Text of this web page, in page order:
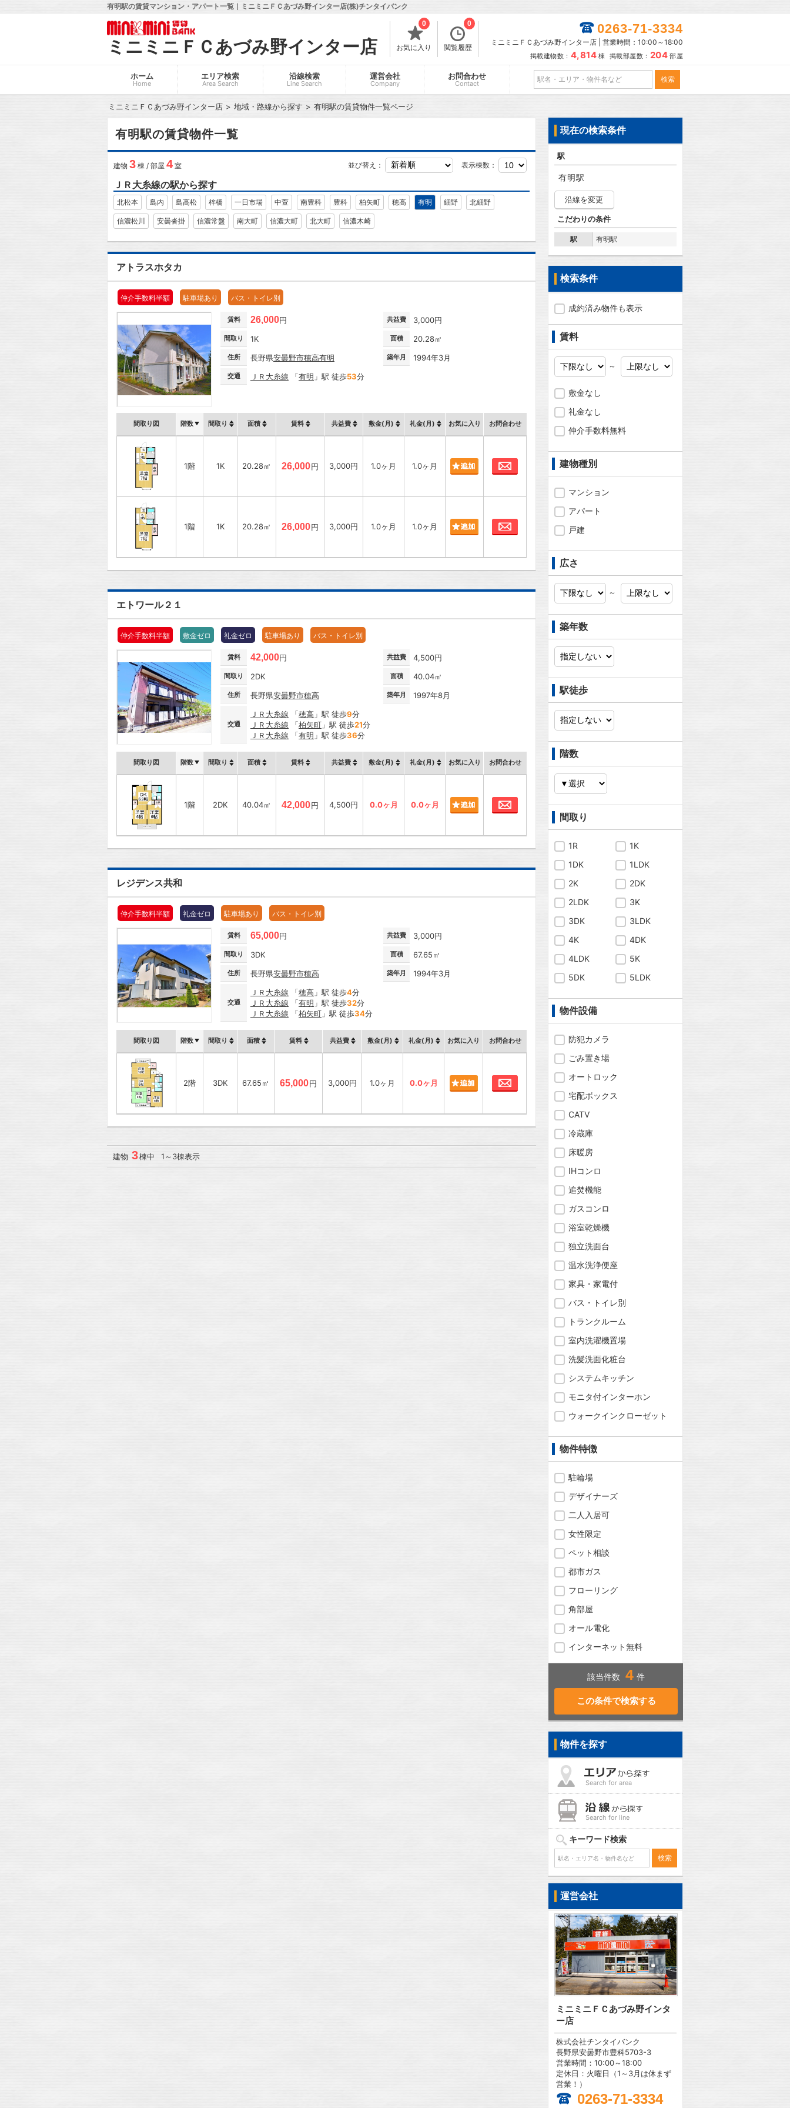
有明駅の賃貸マンション・アパート一覧｜ミニミニＦＣあづみ野インター店(株)チンタイバンク
ミニミニＦＣあづみ野インター店 お気に入り
0
閲覧履歴
0 0263-71-3334
ミニミニＦＣあづみ野インター店 | 営業時間：10:00～18:00
掲載建物数： 4,814 棟 掲載部屋数： 204 部屋
ホーム
Home
エリア検索
Area Search
沿線検索
Line Search
運営会社
Company
お問合わせ
Contact
ミニミニＦＣあづみ野インター店 地域・路線から探す 有明駅の賃貸物件一覧ページ
有明駅の賃貸物件一覧
建物 3 棟 / 部屋 4 室 並び替え：
ＪＲ大糸線の駅から探す
北松本 島内 島高松 梓橋 一日市場 中萱 南豊科 豊科 柏矢町 穂高 有明 細野 北細野
信濃松川 安曇沓掛 信濃常盤 南大町 信濃大町 北大町 信濃木崎
表示棟数：
アトラスホタカ
仲介手数料半額 駐車場あり バス・トイレ別
賃料 26,000円 共益費 3,000円
間取り 1K 面積 20.28㎡
住所 長野県安曇野市穂高有明 築年月 1994年3月
交通 ＪＲ大糸線 「有明 」駅 徒歩53分
間取り図 階数 間取り 面積 賃料 共益費 敷金(月) 礼金(月) お気に入り お問合わせ
1階 1K 20.28㎡ 26,000円 3,000円 1.0ヶ月 1.0ヶ月
1階 1K 20.28㎡ 26,000円 3,000円 1.0ヶ月 1.0ヶ月
エトワール２１
仲介手数料半額 敷金ゼロ 礼金ゼロ 駐車場あり バス・トイレ別
賃料 42,000円 共益費 4,500円
間取り 2DK 面積 40.04㎡
住所 長野県安曇野市穂高 築年月 1997年8月
交通
ＪＲ大糸線 「穂高 」駅 徒歩9分
ＪＲ大糸線 「柏矢町 」駅 徒歩21分
ＪＲ大糸線 「有明 」駅 徒歩36分
間取り図 階数 間取り 面積 賃料 共益費 敷金(月) 礼金(月) お気に入り お問合わせ
1階 2DK 40.04㎡ 42,000円 4,500円 0.0ヶ月 0.0ヶ月
レジデンス共和
仲介手数料半額 礼金ゼロ 駐車場あり バス・トイレ別
賃料 65,000円 共益費 3,000円
間取り 3DK 面積 67.65㎡
住所 長野県安曇野市穂高 築年月 1994年3月
交通
ＪＲ大糸線 「穂高 」駅 徒歩4分
ＪＲ大糸線 「有明 」駅 徒歩32分
ＪＲ大糸線 「柏矢町 」駅 徒歩34分
間取り図 階数 間取り 面積 賃料 共益費 敷金(月) 礼金(月) お気に入り お問合わせ
2階 3DK 67.65㎡ 65,000円 3,000円 1.0ヶ月 0.0ヶ月 お問合わせ
建物 3棟中 1～3棟表示
現在の検索条件
駅
有明駅
沿線を変更
こだわりの条件
駅 有明駅
検索条件
成約済み物件も表示
賃料
～
敷金なし
礼金なし
仲介手数料無料
建物種別
マンション
アパート
戸建
広さ
～
築年数
駅徒歩
階数
間取り
1R
1K
1DK
1LDK
2K
2DK
2LDK
3K
3DK
3LDK
4K
4DK
4LDK
5K
5DK
5LDK
物件設備
防犯カメラ
ごみ置き場
オートロック
宅配ボックス
CATV
冷蔵庫
床暖房
IHコンロ
追焚機能
ガスコンロ
浴室乾燥機
独立洗面台
温水洗浄便座
家具・家電付
バス・トイレ別
トランクルーム
室内洗濯機置場
洗髪洗面化粧台
システムキッチン
モニタ付インターホン
ウォークインクローゼット
物件特徴
駐輪場
デザイナーズ
二人入居可
女性限定
ペット相談
都市ガス
フローリング
角部屋
オール電化
インターネット無料
該当件数 4 件
物件を探す
Search for area
Search for line
キーワード検索
運営会社
ミニミニＦＣあづみ野インタ
ー店
株式会社チンタイバンク
長野県安曇野市豊科5703-3
営業時間：10:00～18:00
定休日：火曜日（1～3月は休まず
営業！）
0263-71-3334